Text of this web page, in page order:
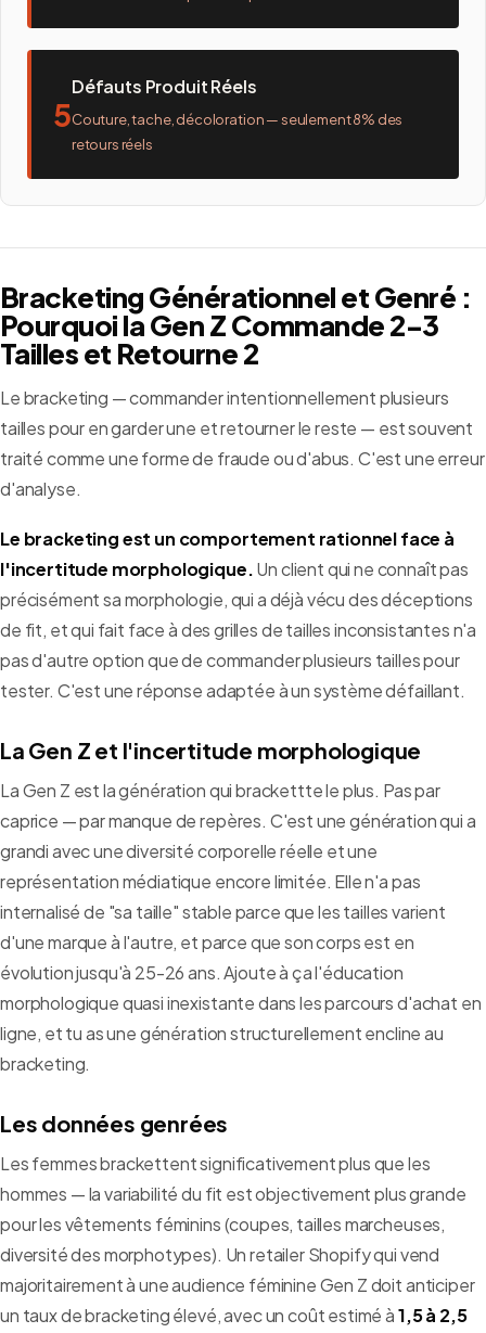
5
Défauts Produit Réels
Couture, tache, décoloration — seulement 8% des
retours réels
Bracketing Générationnel et Genré :
Pourquoi la Gen Z Commande 2-3
Tailles et Retourne 2
Le bracketing — commander intentionnellement plusieurs
tailles pour en garder une et retourner le reste — est souvent
traité comme une forme de fraude ou d'abus. C'est une erreur
d'analyse.
Le bracketing est un comportement rationnel face à
l'incertitude morphologique.Un client qui ne connaît pas
précisément sa morphologie, qui a déjà vécu des déceptions
de fit, et qui fait face à des grilles de tailles inconsistantes n'a
pas d'autre option que de commander plusieurs tailles pour
tester. C'est une réponse adaptée à un système défaillant.
La Gen Z et l'incertitude morphologique
La Gen Z est la génération qui brackettte le plus. Pas par
caprice — par manque de repères. C'est une génération qui a
grandi avec une diversité corporelle réelle et une
représentation médiatique encore limitée. Elle n'a pas
internalisé de "sa taille" stable parce que les tailles varient
d'une marque à l'autre, et parce que son corps est en
évolution jusqu'à 25-26 ans. Ajoute à ça l'éducation
morphologique quasi inexistante dans les parcours d'achat en
ligne, et tu as une génération structurellement encline au
bracketing.
Les données genrées
Les femmes brackettent significativement plus que les
hommes — la variabilité du fit est objectivement plus grande
pour les vêtements féminins (coupes, tailles marcheuses,
diversité des morphotypes). Un retailer Shopify qui vend
majoritairement à une audience féminine Gen Z doit anticiper
un taux de bracketing élevé, avec un coût estimé à1,5 à 2,5